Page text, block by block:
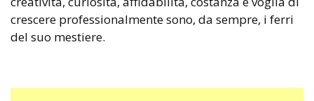
crescere professionalmente sono, da sempre, i ferri
del suo mestiere.